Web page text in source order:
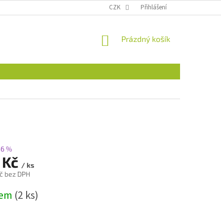
CZK Přihlášení
NÁKUPNÍ
Prázdný košík
%
/ ks
bez DPH
(2 ks)